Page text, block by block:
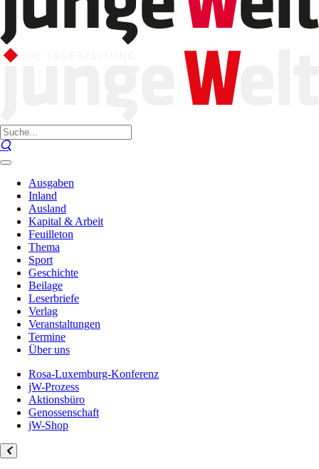
Ausgaben
Inland
Ausland
Kapital & Arbeit
Feuilleton
Thema
Sport
Geschichte
Beilage
Leserbriefe
Verlag
Veranstaltungen
Termine
Über uns
Rosa-Luxemburg-Konferenz
jW-Prozess
Aktionsbüro
Genossenschaft
jW-Shop